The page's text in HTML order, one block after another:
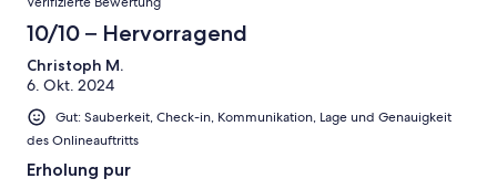
10/10 – Hervorragend
Christoph M.
6. Okt. 2024
Gut: Sauberkeit, Check-in, Kommunikation, Lage und Genauigkeit
des Onlineauftritts
Erholung pur